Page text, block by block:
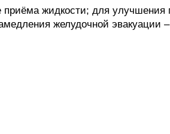
жидкости; для улучшения
желудочной эвакуации